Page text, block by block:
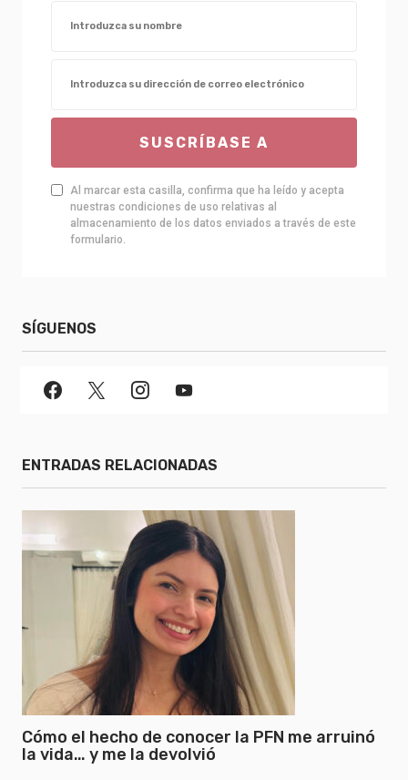
SUSCRÍBASE A
Al marcar esta casilla, confirma que ha leído y acepta
nuestras condiciones de uso relativas al
almacenamiento de los datos enviados a través de este
formulario.
SÍGUENOS
ENTRADAS RELACIONADAS
Cómo el hecho de conocer la PFN me arruinó
la vida… y me la devolvió